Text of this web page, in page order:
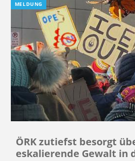
MELDUNG
ÖRK zutiefst besorgt
eskalierende Gewalt in